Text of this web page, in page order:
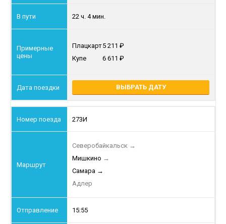
22 ч. 4 мин.
Плацкарт5 211
Купе
6 611
ВЫБРАТЬ ДАТУ
273И
Северобайкальск →
Мишкино →
Самара →
Адлер
15:55